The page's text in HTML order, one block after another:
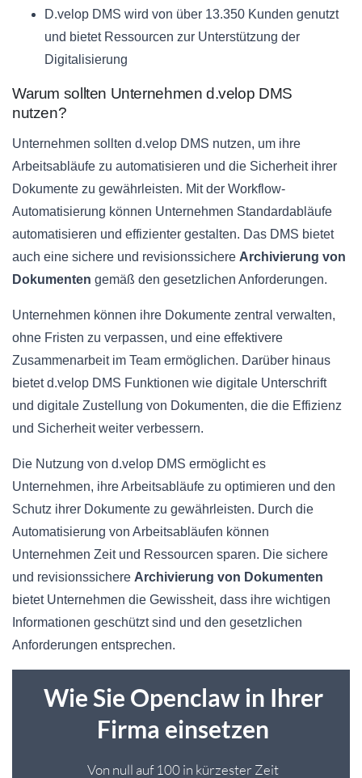
D.velop DMS wird von über 13.350 Kunden genutzt
und bietet Ressourcen zur Unterstützung der
Digitalisierung
Warum sollten Unternehmen d.velop DMS
nutzen?
Unternehmen sollten d.velop DMS nutzen, um ihre
Arbeitsabläufe zu automatisieren und die Sicherheit ihrer
Dokumente zu gewährleisten. Mit der Workflow-
Automatisierung können Unternehmen Standardabläufe
automatisieren und effizienter gestalten. Das DMS bietet
auch eine sichere und revisionssichere Archivierung von
Dokumenten gemäß den gesetzlichen Anforderungen.
Unternehmen können ihre Dokumente zentral verwalten,
ohne Fristen zu verpassen, und eine effektivere
Zusammenarbeit im Team ermöglichen. Darüber hinaus
bietet d.velop DMS Funktionen wie digitale Unterschrift
und digitale Zustellung von Dokumenten, die die Effizienz
und Sicherheit weiter verbessern.
Die Nutzung von d.velop DMS ermöglicht es
Unternehmen, ihre Arbeitsabläufe zu optimieren und den
Schutz ihrer Dokumente zu gewährleisten. Durch die
Automatisierung von Arbeitsabläufen können
Unternehmen Zeit und Ressourcen sparen. Die sichere
und revisionssichere Archivierung von Dokumenten
bietet Unternehmen die Gewissheit, dass ihre wichtigen
Informationen geschützt sind und den gesetzlichen
Anforderungen entsprechen.